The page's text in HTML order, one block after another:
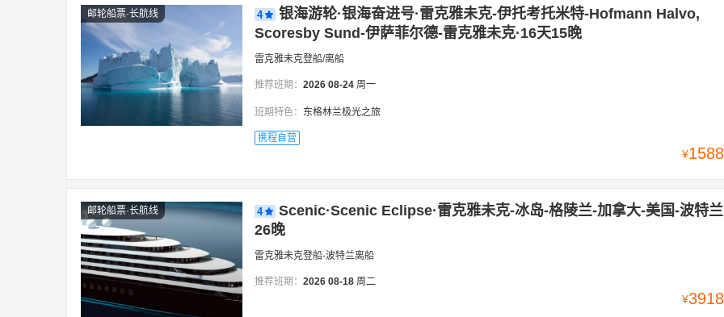
邮轮船票·长航线 4
银海游轮·银海奋进号·雷克雅未克-伊托考托米特-Hofmann Halvo,
Scoresby Sund-伊萨菲尔德-雷克雅未克·16天15晚
雷克雅未克登船/离船
推荐班期： 2026 08-24 周一
班期特色： 东格林兰极光之旅
携程自营
¥
邮轮船票·长航线 4
Scenic·Scenic Eclipse·雷克雅未克-冰岛-格陵兰-加拿大-美国-波特兰
26晚
雷克雅未克登船-波特兰离船
推荐班期： 2026 08-18 周二
¥